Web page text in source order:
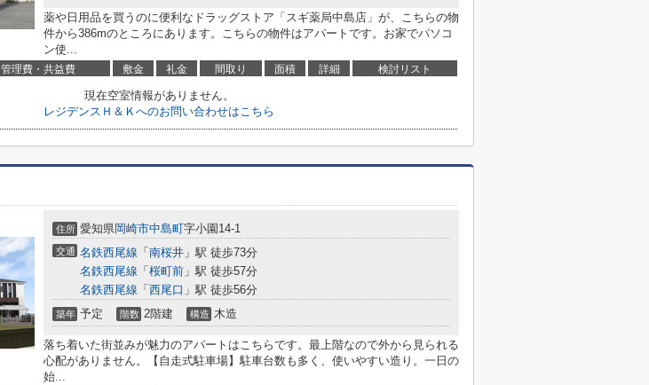
薬や日用品を買うのに便利なドラッグストア「スギ薬局中島店」が、こちらの物
件から386mのところにあります。こちらの物件はアパートです。お家でパソコ
ン使...
管理費・共益費 敷金 礼金 間取り 面積 詳細 検討リスト
現在空室情報がありません。
レジデンスＨ＆Ｋへのお問い合わせはこちら
住所 愛知県岡崎市中島町字小園14-1
交通 名鉄西尾線 「 南桜井 」駅 徒歩73分
名鉄西尾線 「 桜町前 」駅 徒歩57分
名鉄西尾線 「 西尾口 」駅 徒歩56分
築年 予定 階数 2階建 構造 木造
落ち着いた街並みが魅力のアパートはこちらです。最上階なので外から見られる
心配がありません。【自走式駐車場】駐車台数も多く、使いやすい造り。一日の
始...